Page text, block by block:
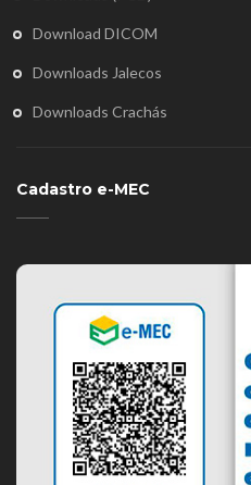
Download DICOM
Downloads Jalecos
Downloads Crachás
Cadastro e-MEC